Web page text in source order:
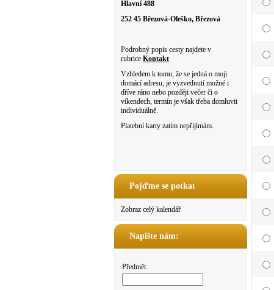
Hlavní 488
252 45 Březová-Oleško, Březová
Podrobný popis cesty najdete v
rubrice Kontakt
Vzhledem k tomu, že se jedná o moji
domácí adresu, je vyzvednutí možné i
dříve ráno nebo později večer či o
víkendech, termín je však třeba domluvit
individuálně.
Platební karty zatím nepřijímám.
Pojďme se potkat
Zobraz celý kalendář
Napište nám:
Předmět: